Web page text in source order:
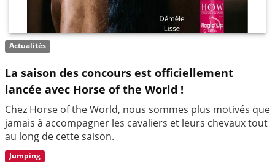
Actualités
La saison des concours est officiellement
lancée avec Horse of the World !
Chez Horse of the World, nous sommes plus motivés que
jamais à accompagner les cavaliers et leurs chevaux tout
au long de cette saison.
Jumping